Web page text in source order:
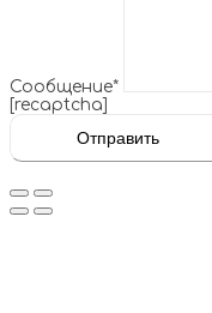
Сообщение*
[recaptcha]